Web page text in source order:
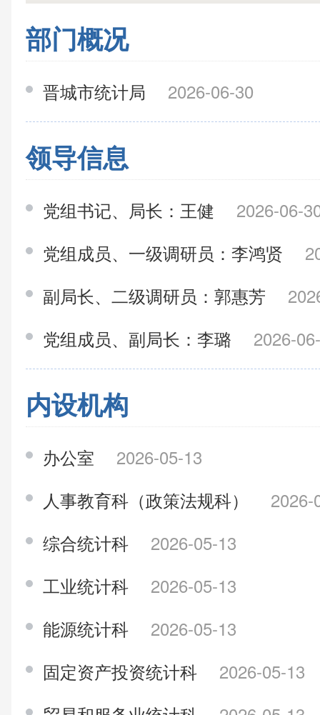
部门概况
晋城市统计局 2026-06-30
领导信息
党组书记、局长：王健
2026-06-
党组成员、一级调研员：李鸿贤
副局长、二级调研员：郭惠芳
党组成员、副局长：李璐
2026-
内设机构
办公室
2026-05-13
人事教育科（政策法规科）
2026-
综合统计科
2026-05-13
工业统计科
2026-05-13
能源统计科
2026-05-13
固定资产投资统计科
2026-05-13